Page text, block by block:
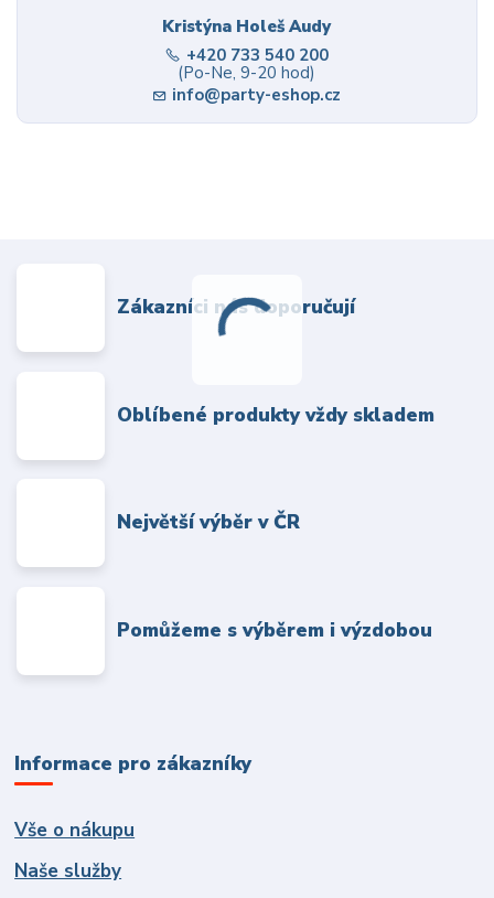
Kristýna Holeš Audy
+420 733 540 200
(Po-Ne, 9-20 hod)
info@party-eshop.cz
Zákazníci nás doporučují
Oblíbené produkty vždy skladem
Největší výběr v ČR
Pomůžeme s výběrem i výzdobou
Informace pro zákazníky
Vše o nákupu
Naše služby